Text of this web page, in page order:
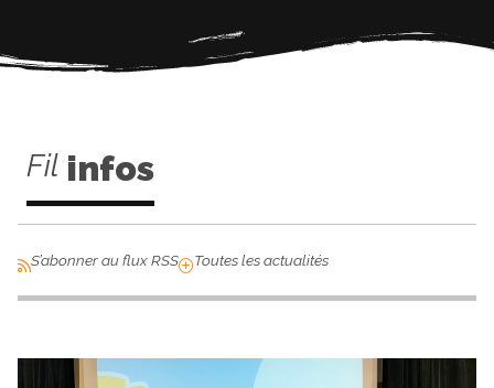
Fil infos
S’abonner au flux RSS Toutes les actualités